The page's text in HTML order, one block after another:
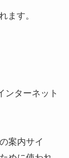
ます。
ンターネット
案内サイ